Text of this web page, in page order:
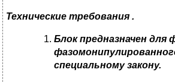
Технические требования .
Блок предназначен для
специальному закону.